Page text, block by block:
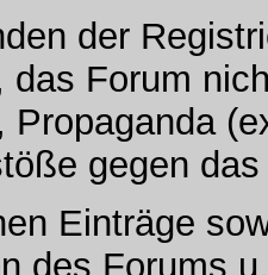
der
das Forum
Propaganda
gegen
Einträge
des Forums